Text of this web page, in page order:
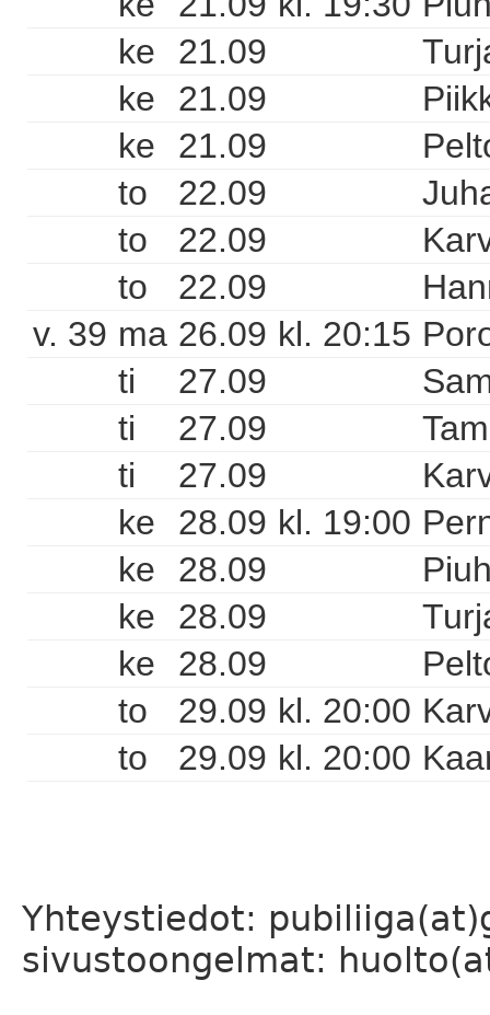
ke
21.09
ke
21.09
ke
21.09
to
22.09
to
22.09
to
22.09
v. 39 ma 26.09 kl. 20:15
ti
27.09
ti
27.09
ti
27.09
ke
28.09 kl. 19:00
ke
28.09
ke
28.09
ke
28.09
to
29.09 kl. 20:00
to
29.09 kl. 20:00
Yhteystiedot:
sivustoongelmat: